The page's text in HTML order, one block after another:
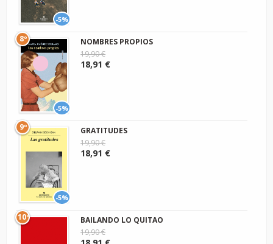
-5%
-5%
8º
NOMBRES PROPIOS
19,90 €
18,91 €
-5%
9º
GRATITUDES
19,90 €
18,91 €
10º
BAILANDO LO QUITAO
19,90 €